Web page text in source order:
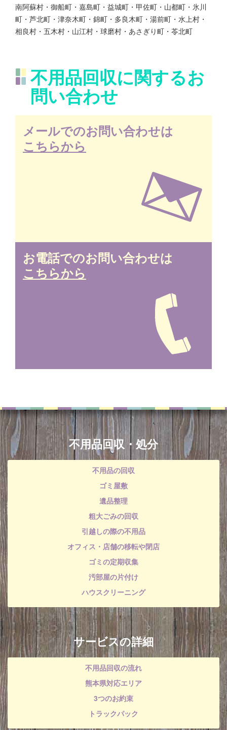
南阿蘇村・御船町・嘉島町・益城町・甲佐町・山都町・氷川
町・芦北町・津奈木町・錦町・多良木町・湯前町・水上村・
相良村・五木村・山江村・球磨村・あさぎり町・苓北町
不用品回収に関するお
問い合わせ
メールでのお問い合わせは
こちらから
お電話でのお問い合わせは
こちらから
不用品回収・処分
不用品の回収
ゴミ屋敷
遺品整理
粗大ごみの回収
引越しの際の不用品
オフィス・店舗の移転や閉店
ゴミの定期収集
汚部屋の片付け
ハウスクリーニング
サービスの詳細
不用品回収の流れ
熊本県対応エリア
3つのお約束
トラックパック